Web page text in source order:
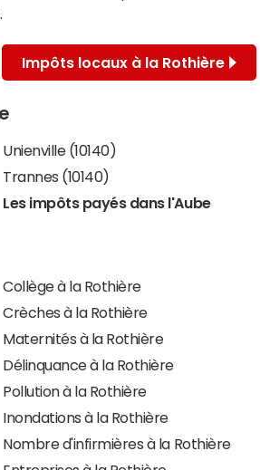
Impôts locaux à la Rothière
Unienville (10140)
Trannes (10140)
Les impôts payés dans l'Aube
Collège à la Rothière
Crèches à la Rothière
Maternités à la Rothière
Délinquance à la Rothière
Pollution à la Rothière
Inondations à la Rothière
Nombre d'infirmières à la Rothière